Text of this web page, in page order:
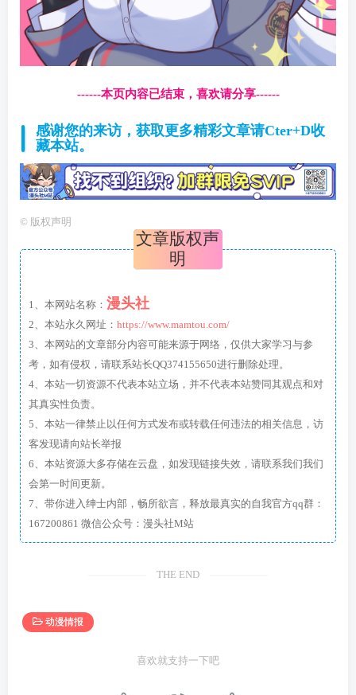
------本页内容已结束，喜欢请分享------
感谢您的来访，获取更多精彩文章请Cter+D收
藏本站。
© 版权声明
文章版权声
明
1、本网站名称： 漫头社
2、本站永久网址： https://www.mamtou.com/
3、本网站的文章部分内容可能来源于网络，仅供大家学习与参
考，如有侵权，请联系站长QQ374155650进行删除处理。
4、本站一切资源不代表本站立场，并不代表本站赞同其观点和对
其真实性负责。
5、本站一律禁止以任何方式发布或转载任何违法的相关信息，访
客发现请向站长举报
6、本站资源大多存储在云盘，如发现链接失效，请联系我们我们
会第一时间更新。
7、带你进入绅士内部，畅所欲言，释放最真实的自我官方qq群：
167200861 微信公众号：漫头社M站
THE END
动漫情报
喜欢就支持一下吧